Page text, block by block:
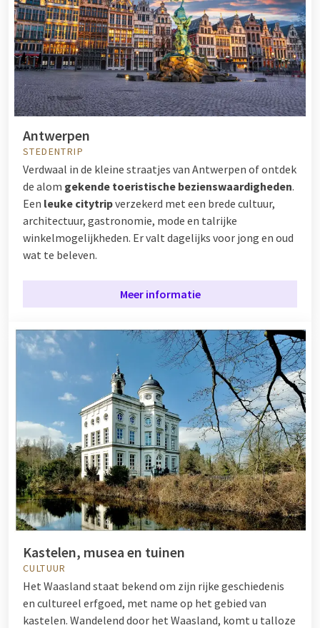
Antwerpen
STEDENTRIP
Verdwaal in de kleine straatjes van Antwerpen of ontdek
de alom gekende toeristische bezienswaardigheden.
Een leuke citytripverzekerd met een brede cultuur,
architectuur, gastronomie, mode en talrijke
winkelmogelijkheden. Er valt dagelijks voor jong en oud
wat te beleven.
Meer informatie
Kastelen, musea en tuinen
CULTUUR
Het Waasland staat bekend om zijn rijke geschiedenis
en cultureel erfgoed, met name op het gebied van
kastelen. Wandelend door het Waasland, komt u talloze